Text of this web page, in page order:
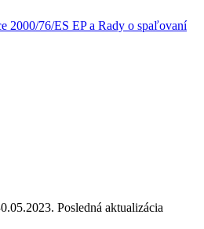
2000/76/ES EP a Rady o spaľovaní
Posledná aktualizácia